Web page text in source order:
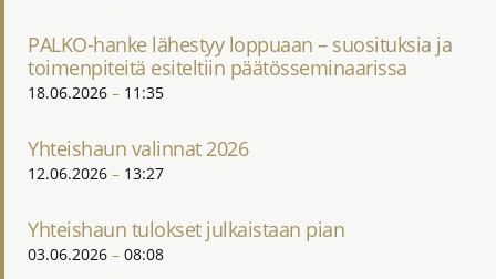
PALKO-hanke lähestyy loppuaan – suosituksia ja
toimenpiteitä esiteltiin päätösseminaarissa
18.06.2026 11:35
Yhteishaun valinnat 2026
12.06.2026 13:27
Yhteishaun tulokset julkaistaan pian
03.06.2026 08:08